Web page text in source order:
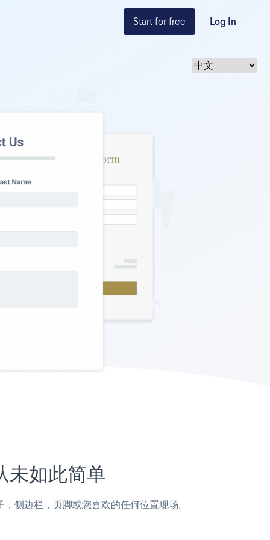
Start for free Log In
如此简单
边栏，页脚或您喜欢的任何位置现场。